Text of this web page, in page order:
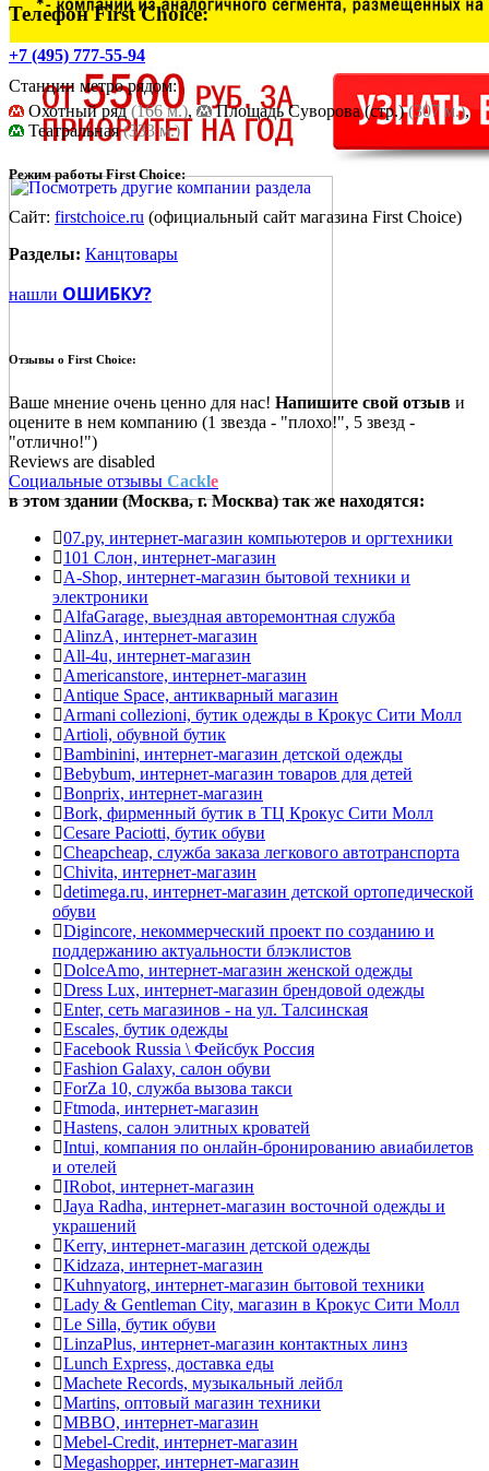
Телефон First Choice:
+7 (495) 777-55-94
Станции метро рядом:
Охотный ряд(166 м.), Площадь Cуворова (стр.)(307 м.),
Театральная(333 м.)
Режим работы First Choice:
Сайт: firstchoice.ru (официальный сайт магазина First Choice)
Разделы: Канцтовары
нашли ОШИБКУ?
Отзывы о First Choice:
Ваше мнение очень ценно для нас! Напишите свой отзыв и
оцените в нем компанию (1 звезда - "плохо!", 5 звезд -
"отлично!")
Reviews are disabled
Социальные отзывы Cackle
в этом здании (Москва,г. Москва) так же находятся:
07.ру, интернет-магазин компьютеров и оргтехники
101 Слон, интернет-магазин
A-Shop, интернет-магазин бытовой техники и
электроники
AlfaGarage, выездная авторемонтная служба
AlinzA, интернет-магазин
All-4u, интернет-магазин
Americanstore, интернет-магазин
Antique Space, антикварный магазин
Armani collezioni, бутик одежды в Крокус Сити Молл
Artioli, обувной бутик
Bambinini, интернет-магазин детской одежды
Bebybum, интернет-магазин товаров для детей
Bonрrix, интернет-магазин
Bork, фирменный бутик в ТЦ Крокус Сити Молл
Cesare Paciotti, бутик обуви
Cheapcheap, служба заказа легкового автотранспорта
Chivita, интернет-магазин
detimega.ru, интернет-магазин детской ортопедической
обуви
Digincore, некоммерческий проект по созданию и
поддержанию актуальности блэклистов
DolceAmo, интернет-магазин женской одежды
Dress Lux, интернет-магазин брендовой одежды
Enter, сеть магазинов - на ул. Талсинская
Escales, бутик одежды
Facebook Russia \ Фейсбук Россия
Fashion Galaxy, салон обуви
ForZa 10, служба вызова такси
Ftmoda, интернет-магазин
Hastens, салон элитных кроватей
Intui, компания по онлайн-бронированию авиабилетов
и отелей
IRobot, интернет-магазин
Jaya Radha, интернет-магазин восточной одежды и
украшений
Kerry, интернет-магазин детской одежды
Kidzaza, интернет-магазин
Kuhnyatorg, интернет-магазин бытовой техники
Lady & Gentleman Сity, магазин в Крокус Сити Молл
Le Silla, бутик обуви
LinzaPlus, интернет-магазин контактных линз
Lunch Express, доставка еды
Machete Records, музыкальный лейбл
Martins, оптовый магазин техники
MBBO, интернет-магазин
Mebel-Credit, интернет-магазин
Megashopper, интернет-магазин